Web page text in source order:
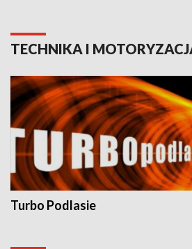
TECHNIKA I
Turbo Podlasie